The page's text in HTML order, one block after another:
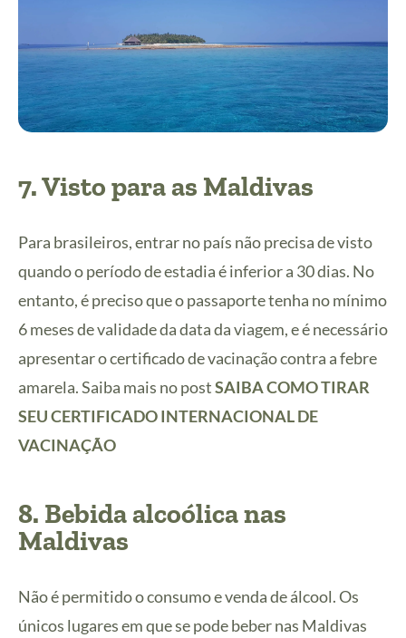
7. Visto para as Maldivas
Para brasileiros, entrar no país não precisa de visto
quando o período de estadia é inferior a 30 dias. No
entanto, é preciso que o passaporte tenha no mínimo
6 meses de validade da data da viagem, e é necessário
apresentar o certificado de vacinação contra a febre
amarela. Saiba mais no postSAIBA COMO TIRAR
SEU CERTIFICADO INTERNACIONAL DE
VACINAÇÃO
8. Bebida alcoólica nas
Maldivas
Não é permitido o consumo e venda de álcool. Os
únicos lugares em que se pode beber nas Maldivas